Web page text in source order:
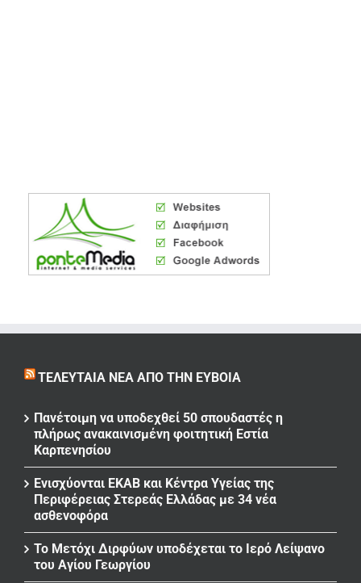
ΤΕΛΕΥΤΑΊΑ ΝΈΑ ΑΠΌ ΤΗΝ ΕΎΒΟΙΑ
Πανέτοιμη να υποδεχθεί 50 σπουδαστές η
πλήρως ανακαινισμένη φοιτητική Εστία
Καρπενησίου
Ενισχύονται ΕΚΑΒ και Κέντρα Υγείας της
Περιφέρειας Στερεάς Ελλάδας με 34 νέα
ασθενοφόρα
Το Μετόχι Διρφύων υποδέχεται το Ιερό Λείψανο
του Αγίου Γεωργίου